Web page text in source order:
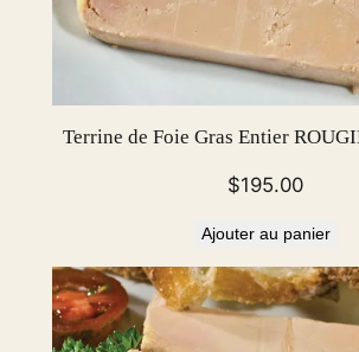
a
1
4
.
4
Terrine de Foie Gras Entier
$195.00
Ajouter au panier